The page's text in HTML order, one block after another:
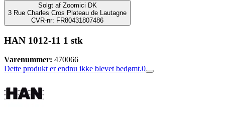
Solgt af Zoomici DK
3 Rue Charles Cros Plateau de Lautagne
CVR-nr: FR80431807486
HAN 1012-11 1 stk
Varenummer: 470066
Dette produkt er endnu ikke blevet bedømt.0